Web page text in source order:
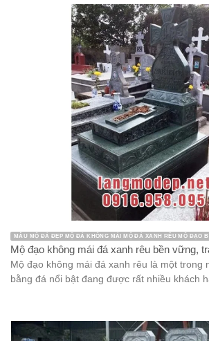
MẪU MỘ ĐÁ ĐẸP MỘ ĐÁ KHÔNG MÁI MỘ ĐÁ XANH RÊU MỘ ĐẠO
Mộ đạo không mái đá xanh rêu bền vững,
Mộ đạo không mái đá xanh rêu là một trong
bằng đá nổi bật đang được rất nhiều khách